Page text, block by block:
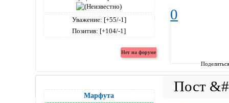
Уважение: [+55/-1]
Позитив: [+104/-1]
0
Марфута